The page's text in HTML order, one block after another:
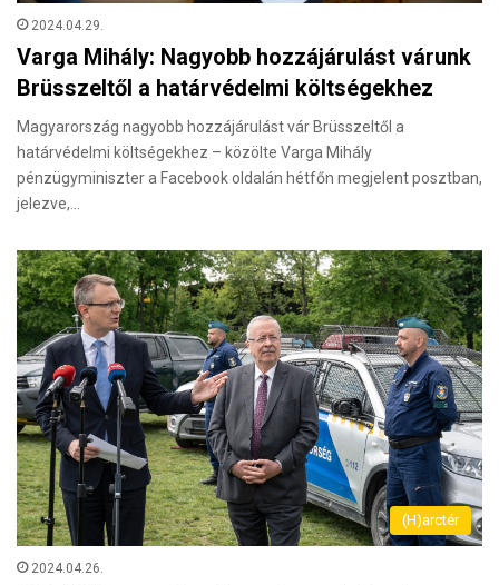
2024.04.29.
Varga Mihály: Nagyobb hozzájárulást várunk
Brüsszeltől a határvédelmi költségekhez
Magyarország nagyobb hozzájárulást vár Brüsszeltől a
határvédelmi költségekhez – közölte Varga Mihály
pénzügyminiszter a Facebook oldalán hétfőn megjelent posztban,
jelezve,…
(H)arctér
2024.04.26.